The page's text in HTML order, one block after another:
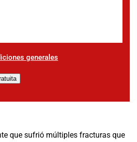
generales
que sufrió múltiples fracturas que